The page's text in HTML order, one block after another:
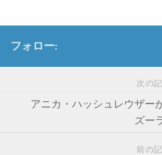
フォロー:
次の
アニカ・ハッシュレウザー
ズー
前の